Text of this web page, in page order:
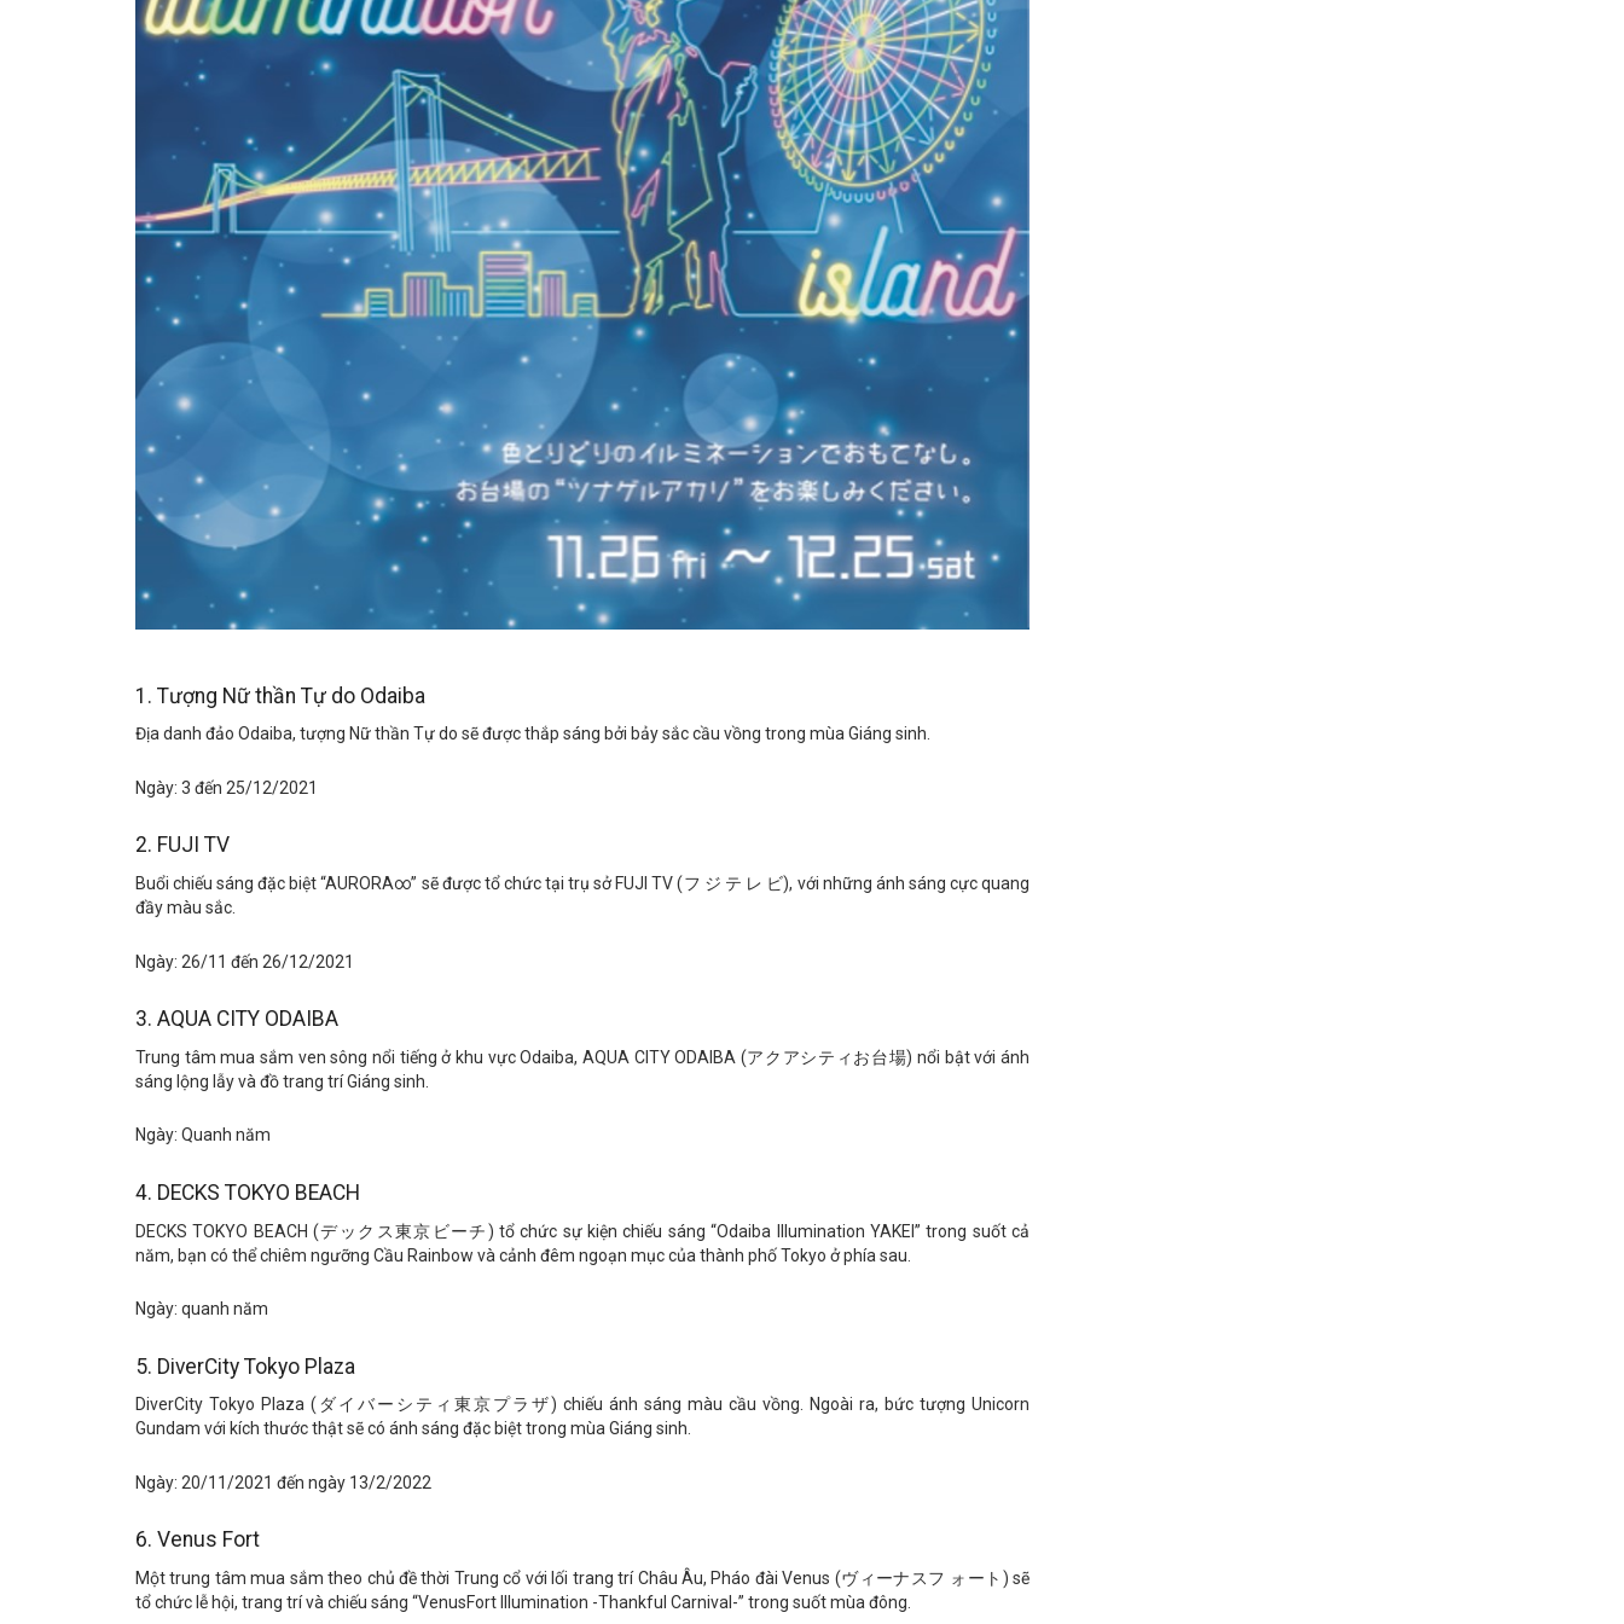
1. Tượng Nữ thần Tự do Odaiba
Địa danh đảo Odaiba, tượng Nữ thần Tự do sẽ được thắp sáng bởi bảy sắc cầu vồng trong mùa Giáng sinh.
Ngày: 3 đến 25/12/2021
2. FUJI TV
Buổi chiếu sáng đặc biệt “AURORA∞” sẽ được tổ chức tại trụ sở FUJI TV (フ ジ テ レ ビ), với những ánh sáng cực quang
đầy màu sắc.
Ngày: 26/11 đến 26/12/2021
3. AQUA CITY ODAIBA
Trung tâm mua sắm ven sông nổi tiếng ở khu vực Odaiba, AQUA CITY ODAIBA (アクアシティお台場) nổi bật với ánh
sáng lộng lẫy và đồ trang trí Giáng sinh.
Ngày: Quanh năm
4. DECKS TOKYO BEACH
DECKS TOKYO BEACH (デックス東京ビーチ) tổ chức sự kiện chiếu sáng “Odaiba Illumination YAKEI” trong suốt cả
năm, bạn có thể chiêm ngưỡng Cầu Rainbow và cảnh đêm ngoạn mục của thành phố Tokyo ở phía sau.
Ngày: quanh năm
5. DiverCity Tokyo Plaza
DiverCity Tokyo Plaza (ダイバーシティ東京プラザ) chiếu ánh sáng màu cầu vồng. Ngoài ra, bức tượng Unicorn
Gundam với kích thước thật sẽ có ánh sáng đặc biệt trong mùa Giáng sinh.
Ngày: 20/11/2021 đến ngày 13/2/2022
6. Venus Fort
Một trung tâm mua sắm theo chủ đề thời Trung cổ với lối trang trí Châu Âu, Pháo đài Venus (ヴィーナスフ ォート) sẽ
tổ chức lễ hội, trang trí và chiếu sáng “VenusFort Illumination -Thankful Carnival-” trong suốt mùa đông.